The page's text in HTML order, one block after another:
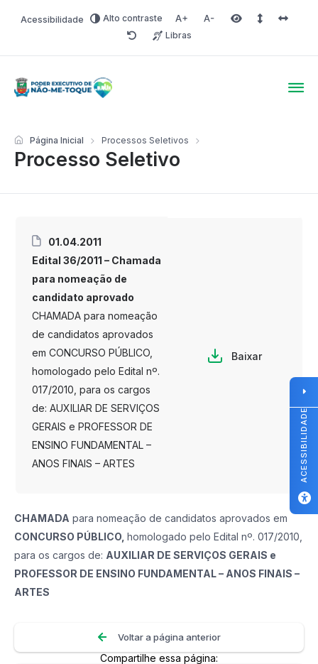
Acessibilidade Alto contraste Aumentar fonte
Diminuir fonteÁrea selecionada
Espaço
RedefinirLibras
Processo Seletivo
Página Inicial Processos Seletivos
01.04.2011
Edital 36/2011 – Chamada
para nomeação de
candidato aprovado
CHAMADA para nomeação
de candidatos aprovados
em CONCURSO PÚBLICO,
homologado pelo Edital nº.
017/2010, para os cargos
de: AUXILIAR DE SERVIÇOS
GERAIS e PROFESSOR DE
ENSINO FUNDAMENTAL –
ANOS FINAIS – ARTES
Baixar
CHAMADA para nomeação de candidatos aprovados em
CONCURSO PÚBLICO homologado pelo Edital nº. 017/2010,
para os cargos de: AUXILIAR DE SERVIÇOS GERAIS e
PROFESSOR DE ENSINO FUNDAMENTAL – ANOS FINAIS –
ARTES
Voltar a página anterior
Compartilhe essa página:
ACESSIBILIDADE